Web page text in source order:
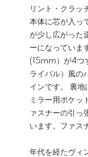
リント・クラッ
本体に芯が入っ
が少し広がった
ーになっていま
(15mm）が4つ
ライバル）風の
インです。 裏地
ミラー用ポケ
ァスナーの引っ
います。ファス
年代を経たヴィ